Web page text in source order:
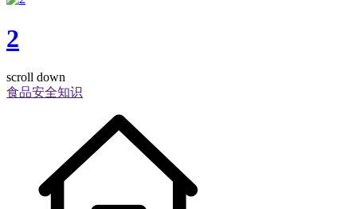
2
scroll down
食品安全知识